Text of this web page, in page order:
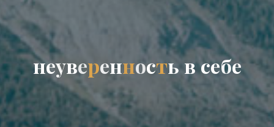
неуверенностьвсебе